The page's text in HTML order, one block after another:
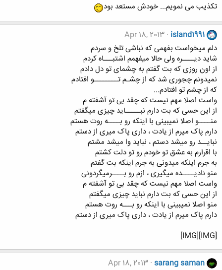
تکذیب می نمویم... خودش مستعد بود
island1991
Apr 18, 2013
دلم میخواست بفهمی که نباشی تلخ و سردم
شاید دیــــره ولی حالا میفهمم اشتبـــاه کردم
از اون روزی که بت گفتم به چشمای تو دل دادم
نمیدونم چجوری شد که از چشـم تــــــــو افتادم
که از چشم تو افتادم...
واست اصلا مهم نیست که چقد بی تو آشفته م
از این حسی که بت دارم نبـــــاید چیزی میگفتم
منــــو اصلا نمیبینی با اینکه رو بــــه روت هستم
دارم پاک میرم از یادت ، داری پاک میری از دستم
نبایــد رو میشد دستم ، نباید وا میشد مشتم
با اقرارم به عشق تو خودم رو تو دلت کشتم
به جرم اینکه میدونی به جرم اینکه بت گفتم
منو نادیــــده میگیری ، ازم رو بــــرمیگردونی
واست اصلا مهم نیست که چقد بی تو آشفته م
از این حسی که بت دارم نباید چیزی میگفتم
منو اصلا نمیبینی با اینکه رو بـــه روت هستم
دارم پاک میرم از یادت ، داری پاک میری از دستم
[IMG][IMG]
sarang saman
Apr 18, 2013